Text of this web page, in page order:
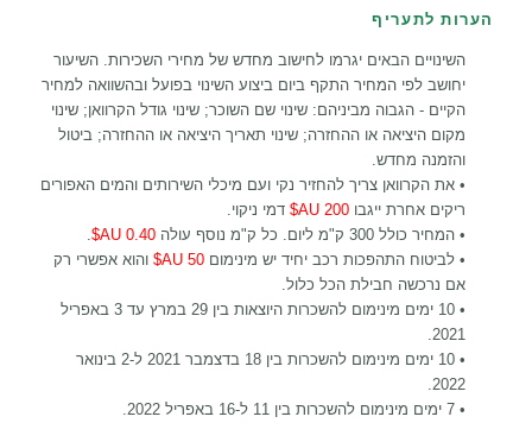
הערות לתעריף
השינויים הבאים יגרמו לחישוב מחדש של מחירי השכירות. השיעור
יחושב לפי המחיר התקף ביום ביצוע השינוי בפועל ובהשוואה למחיר
הקיים - הגבוה מביניהם: שינוי שם השוכר; שינוי גודל הקרוואן; שינוי
מקום היציאה או ההחזרה; שינוי תאריך היציאה או ההחזרה; ביטול
והזמנה מחדש.
• את הקרוואן צריך להחזיר נקי ועם מיכלי השירותים והמים האפורים
ריקים אחרת ייגבו 200 AU$
דמי ניקוי.
• המחיר כולל 300 ק"מ ליום. כל ק"מ נוסף עולה
0.40 AU$
• לביטוח התהפכות רכב יחיד יש מינימום 50 AU$
והוא אפשרי רק
אם נרכשה חבילת הכל כלול.
• 10 ימים מינימום להשכרות היוצאות
בין 29 במרץ עד 3 באפריל
2021
• 10 ימים מינימום להשכרות
בין 18 בדצמבר 2021 ל-2 בינואר
2022.
• 7 ימים מינימום להשכרות
בין 11 ל-16 באפריל 2022.